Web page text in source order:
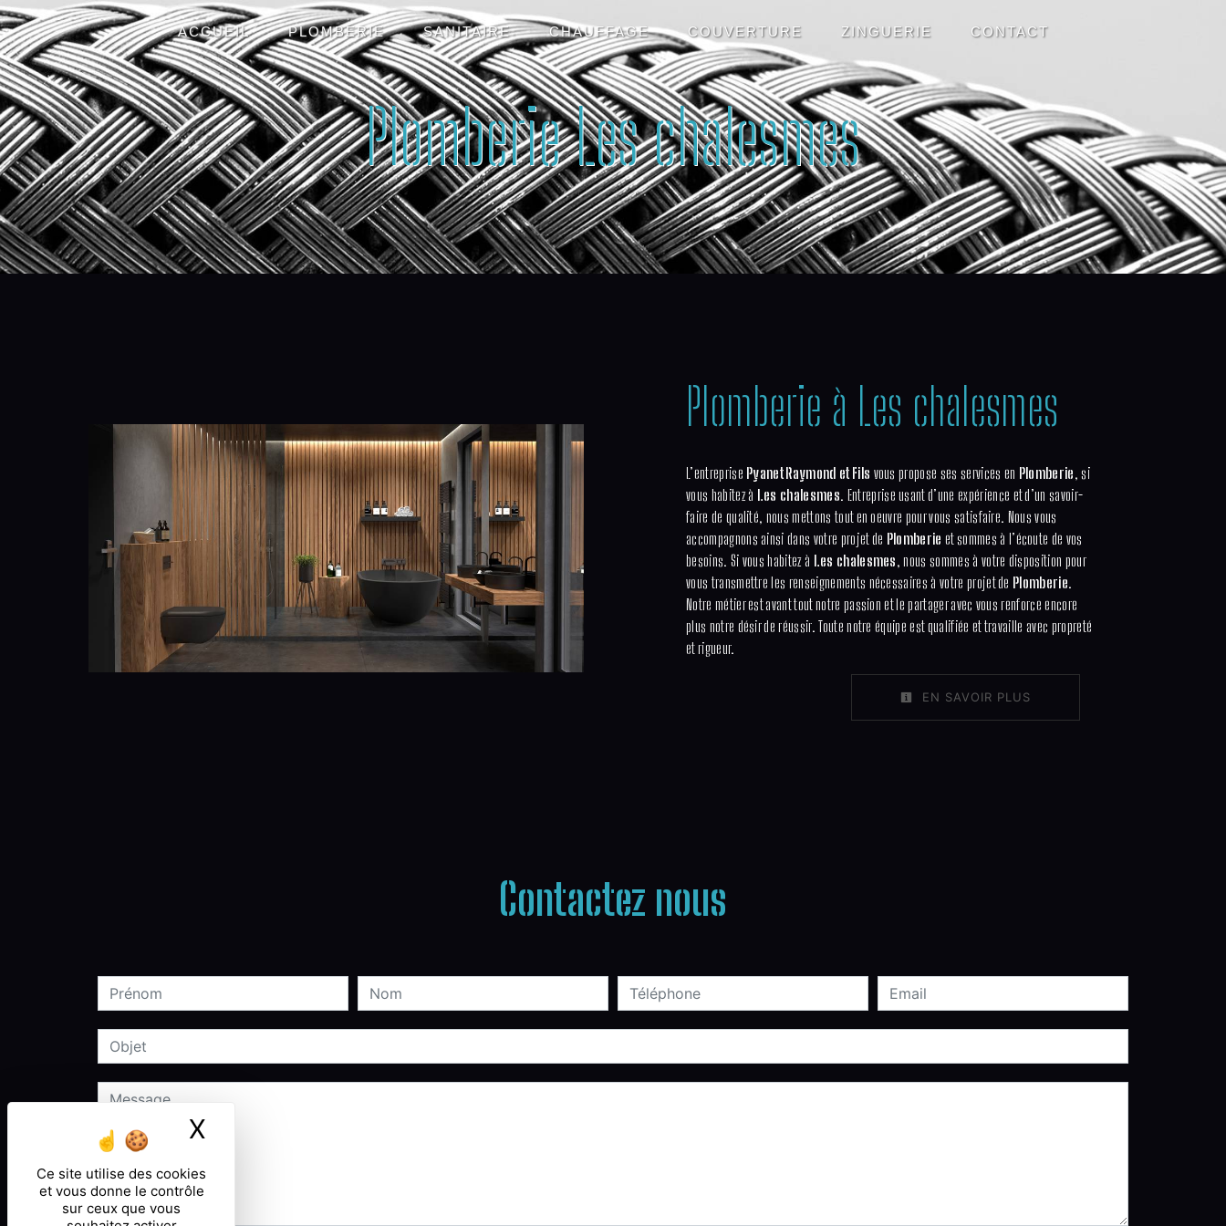
Panneau de gestion des cookies
Ce site utilise des cookies
et vous donne le contrôle
sur ceux que vous
X
ACCUEIL PLOMBERIE SANITAIRE CHAUFFAGE COUVERTURE ZINGUERIE CONTACT
Plomberie Les chalesmes
Plomberie à Les chalesmes
L’entreprise Pyanet Raymond et Fils vous propose ses services en Plomberie, si
vous habitez à Les chalesmes. Entreprise usant d’une expérience et d’un savoir-
faire de qualité, nous mettons tout en oeuvre pour vous satisfaire. Nous vous
accompagnons ainsi dans votre projet de Plomberie et sommes à l’écoute de vos
besoins. Si vous habitez à Les chalesmes, nous sommes à votre disposition pour
vous transmettre les renseignements nécessaires à votre projet de Plomberie.
Notre métier est avant tout notre passion et le partager avec vous renforce encore
plus notre désir de réussir. Toute notre équipe est qualifiée et travaille avec propreté
et rigueur.
EN SAVOIR PLUS
Contactez nous